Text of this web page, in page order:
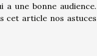
a une bonne audience.
cet article nos astuces